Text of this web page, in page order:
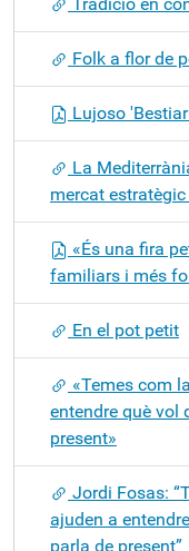
Folk a flor de
Lujoso
La
mercat
«És una fira
familiars i més
En el pot petit
«Temes com
entendre què vol
present»
Jordi Fosas:
ajuden a
parla de present”